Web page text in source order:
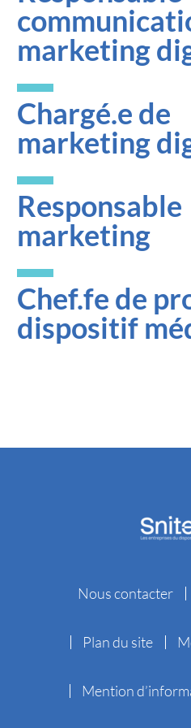
marketing
Chargé.e de
marketing
Responsable
marketing
Chef.fe de
dispositif
Nous contacter
Plan du site
Mention